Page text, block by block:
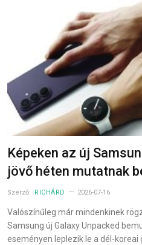
Képeken az új
jövő héten mutatnak
Szerző: RICHÁRD 2026-07-16
Valószínűleg már mindenkinek
Samsung új Galaxy Unpacked
eseményen leplezik le a dél-